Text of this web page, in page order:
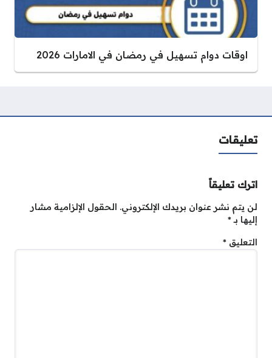
اوقات دوام تسهيل في رمضان في الامارات 2026
تعليقات
اترك تعليقاً
لن يتم نشر عنوان بريدك الإلكتروني.
الحقول الإلزامية مشار
إليها بـ*
التعليق *